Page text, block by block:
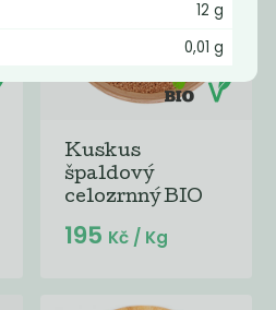
Kuskus
špaldový
celozrnný BIO
195 Kč / Kg
12 g
0,01 g